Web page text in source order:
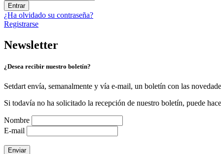
Entrar
¿Ha olvidado su contraseña?
Registrarse
Newsletter
¿Desea recibir nuestro boletín?
Setdart envía, semanalmente y vía e-mail, un boletín con las
Si todavía no ha solicitado la recepción de nuestro boletín, puede
Nombre
E-mail